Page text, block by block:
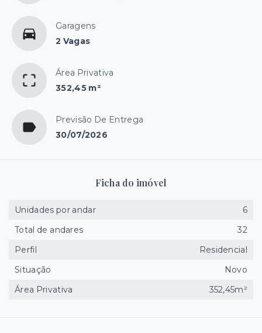
Garagens
2 Vagas
Área Privativa
352,45 m²
Previsão De Entrega
30/07/2026
Ficha do imóvel
Unidades por andar
6
Total de andares
32
Perfil
Residencial
Situação
Novo
Área Privativa
352,45m²